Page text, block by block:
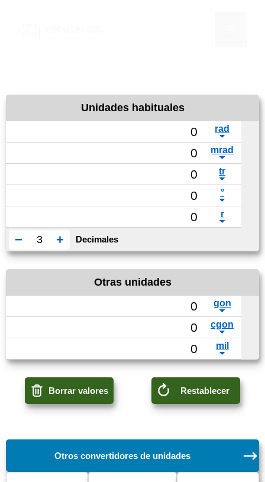
Unidades habituales
− + Decimales
Otras unidades
Borrar valores Restablecer
Otros convertidores de unidades